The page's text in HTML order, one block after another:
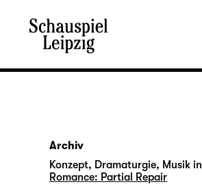
Archiv
Konzept, Dramaturgie, Musik in
Romance: Partial Repair